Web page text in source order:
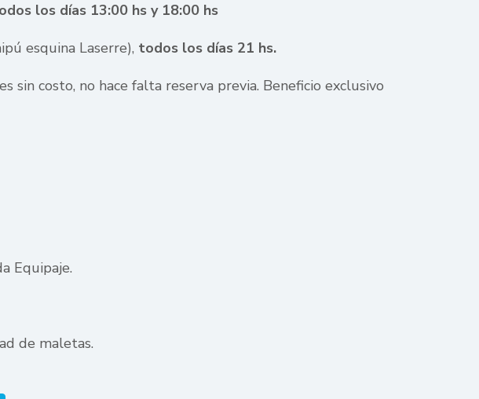
los días 13:00 hs y 18:00 hs
esquina Laserre), todos los días 21 hs.
sin costo, no hace falta reserva previa. Beneficio exclusivo
Equipaje.
de maletas.